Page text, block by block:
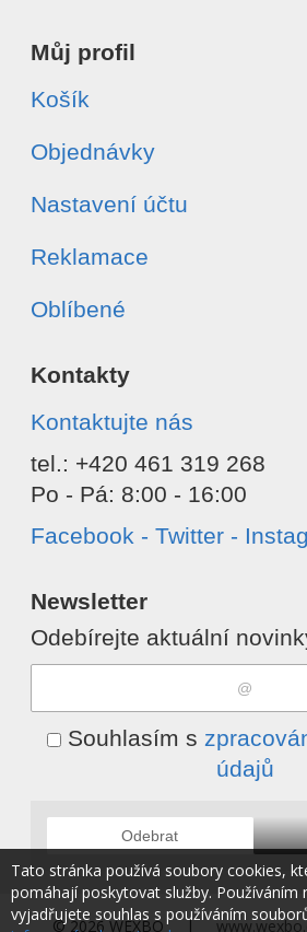
Můj profil
Košík
Objednávky
Nastavení účtu
Reklamace
Oblíbené
Kontakty
Kontaktujte nás
tel.: +420 461 319 268
Po - Pá: 8:00 - 16:00
Facebook - Twitter -
Newsletter
Odebírejte aktuální
Souhlasím s
údajů
Odebrat
© 2026 WEXBO |
Tato stránka používá soubory cookies,
pomáhají poskytovat služby. Používáním
vyjadřujete souhlas s používáním